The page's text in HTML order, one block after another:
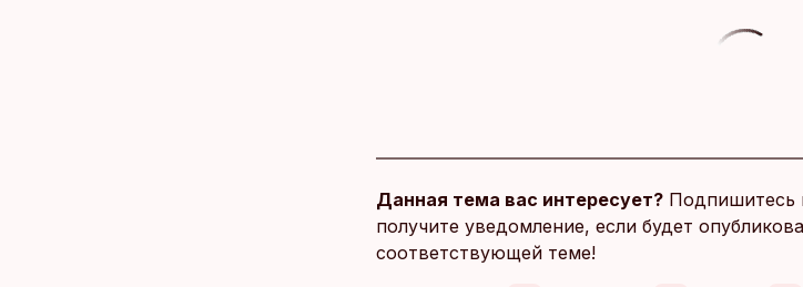
Данная тема вас интересует? Подпишитесь
получите уведомление, если будет
соответствующей теме!